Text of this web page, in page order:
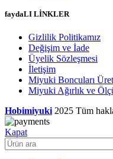
faydaLI LİNKLER
Gizlilik Politikamız
Değişim ve İade
Üyelik Sözleşmesi
İletişim
Miyuki Boncuları
Miyuki Ağırlık ve
Hobimiyuki 2025 Tüm
Kapat